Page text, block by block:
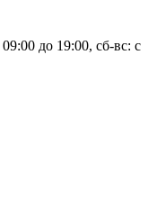
09:00 до 19:00, сб-вс: с